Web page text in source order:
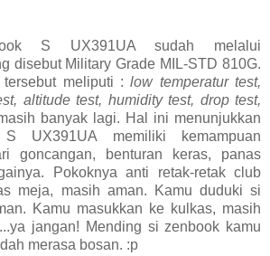
S UX391UA sudah melalui
disebut Military Grade MIL-STD 810G.
tersebut meliputi :low temperatur test,
altitude test, humidity test, drop test,
banyak lagi. Hal ini menunjukkan
UX391UA memiliki kemampuan
goncangan, benturan keras, panas
Pokoknya anti retak-retak club
meja, masih aman. Kamu duduki si
Kamu masukkan ke kulkas, masih
jangan! Mending si zenbook kamu
merasa bosan. :p